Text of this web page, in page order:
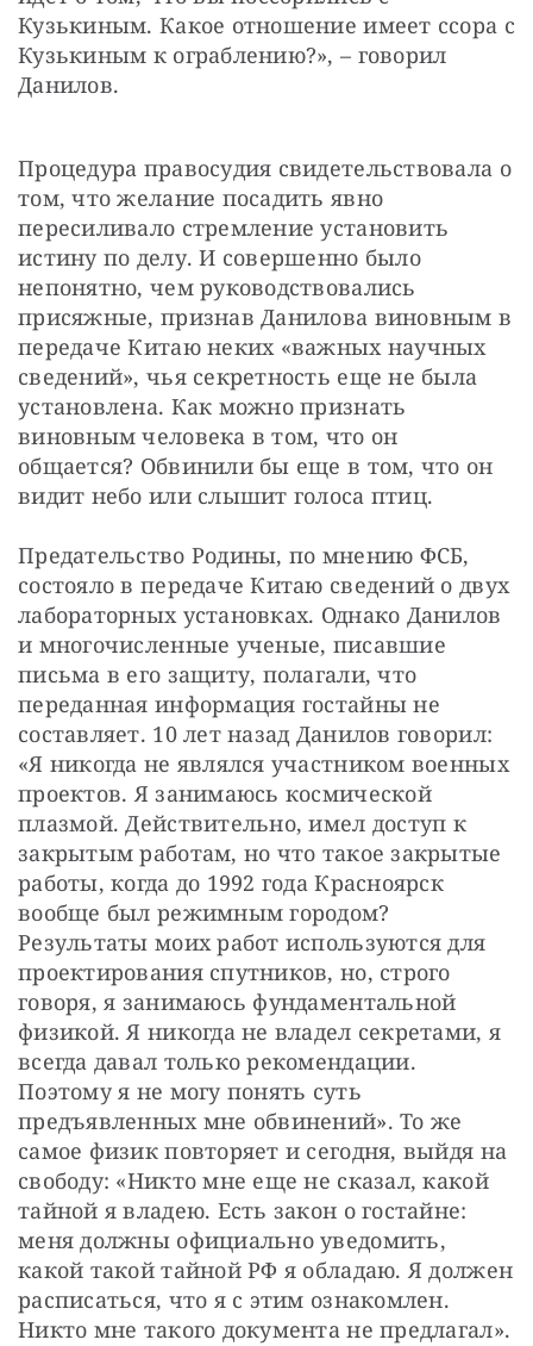
Кузькиным. Какое отношение имеет ссора с
Кузькиным к ограблению?», – говорил
Данилов.
Процедура правосудия свидетельствовала о
том, что желание посадить явно
пересиливало стремление установить
истину по делу. И совершенно было
непонятно, чем руководствовались
присяжные, признав Данилова виновным в
передаче Китаю неких «важных научных
сведений», чья секретность еще не была
установлена. Как можно признать
виновным человека в том, что он
общается? Обвинили бы еще в том, что он
видит небо или слышит голоса птиц.
Предательство Родины, по мнению ФСБ,
состояло в передаче Китаю сведений о двух
лабораторных установках. Однако Данилов
и многочисленные ученые, писавшие
письма в его защиту, полагали, что
переданная информация гостайны не
составляет. 10 лет назад Данилов говорил:
«Я никогда не являлся участником военных
проектов. Я занимаюсь космической
плазмой. Действительно, имел доступ к
закрытым работам, но что такое закрытые
работы, когда до 1992 года Красноярск
вообще был режимным городом?
Результаты моих работ используются для
проектирования спутников, но, строго
говоря, я занимаюсь фундаментальной
физикой. Я никогда не владел секретами, я
всегда давал только рекомендации.
Поэтому я не могу понять суть
предъявленных мне обвинений». То же
самое физик повторяет и сегодня, выйдя на
свободу: «Никто мне еще не сказал, какой
тайной я владею. Есть закон о гостайне:
меня должны официально уведомить,
какой такой тайной РФ я обладаю. Я должен
расписаться, что я с этим ознакомлен.
Никто мне такого документа не предлагал».